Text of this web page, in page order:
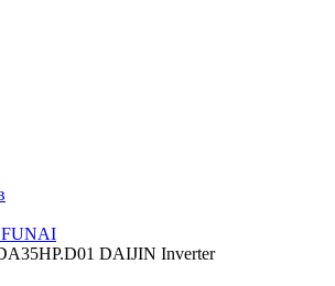
DAIJIN Inverter